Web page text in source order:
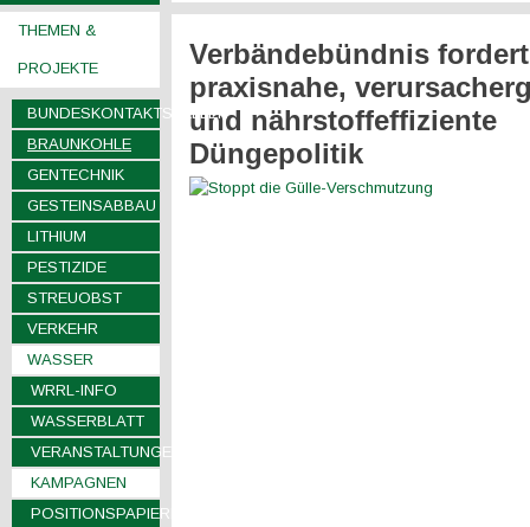
THEMEN &
PROJEKTE
BUNDESKONTAKTSTELLEN
BRAUNKOHLE
GENTECHNIK
GESTEINSABBAU
LITHIUM
PESTIZIDE
STREUOBST
VERKEHR
WASSER
WRRL-INFO
WASSERBLATT
VERANSTALTUNGEN
KAMPAGNEN
POSITIONSPAPIERE
Verbändebündnis fordert
praxisnahe,
und nährstoffeffiziente
Düngepolitik